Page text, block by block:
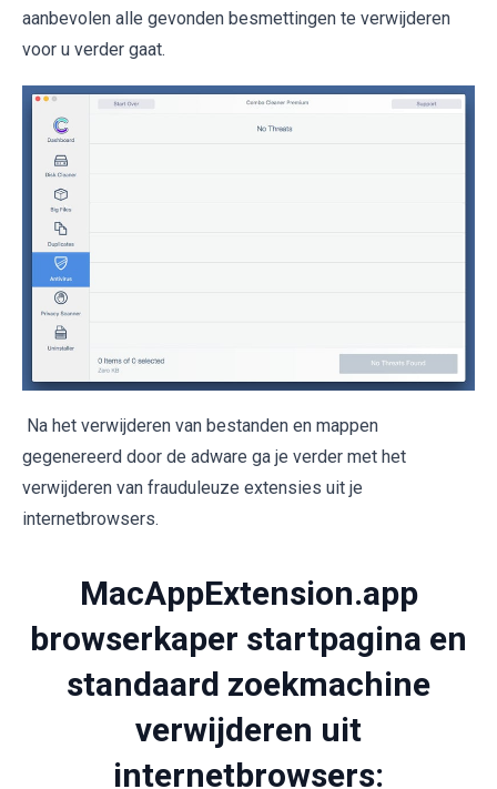
aanbevolen alle gevonden besmettingen te verwijderen
voor u verder gaat.
Na het verwijderen van bestanden en mappen
gegenereerd door de adware ga je verder met het
verwijderen van frauduleuze extensies uit je
internetbrowsers.
MacAppExtension.app
browserkaper startpagina en
standaard zoekmachine
verwijderen uit
internetbrowsers: